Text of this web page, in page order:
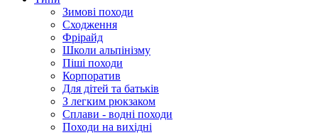
Зимові походи
Сходження
Фрірайд
Школи альпінізму
Піші походи
Корпоратив
Для дітей та батьків
З легким рюкзаком
Сплави - водні походи
Походи на вихідні